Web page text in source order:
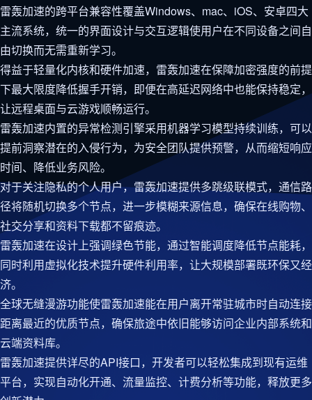
雷轰加速的跨平台兼容性覆盖Windows、mac、iOS、安卓四大
主流系统，统一的界面设计与交互逻辑使用户在不同设备之间自
由切换而无需重新学习。
得益于轻量化内核和硬件加速，雷轰加速在保障加密强度的前提
下最大限度降低握手开销，即便在高延迟网络中也能保持稳定，
让远程桌面与云游戏顺畅运行。
雷轰加速内置的异常检测引擎采用机器学习模型持续训练，可以
提前洞察潜在的入侵行为，为安全团队提供预警，从而缩短响应
时间、降低业务风险。
对于关注隐私的个人用户，雷轰加速提供多跳级联模式，通信路
径将随机切换多个节点，进一步模糊来源信息，确保在线购物、
社交分享和资料下载都不留痕迹。
雷轰加速在设计上强调绿色节能，通过智能调度降低节点能耗，
同时利用虚拟化技术提升硬件利用率，让大规模部署既环保又经
济。
全球无缝漫游功能使雷轰加速能在用户离开常驻城市时自动连接
距离最近的优质节点，确保旅途中依旧能够访问企业内部系统和
云端资料库。
雷轰加速提供详尽的API接口，开发者可以轻松集成到现有运维
平台，实现自动化开通、流量监控、计费分析等功能，释放更多